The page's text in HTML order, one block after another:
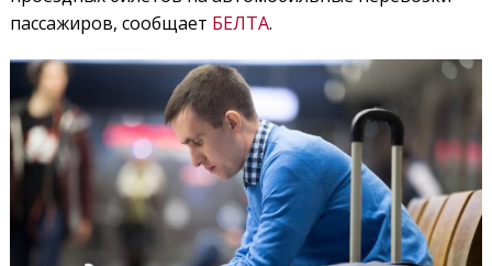
пассажиров, сообщает БЕЛТА.